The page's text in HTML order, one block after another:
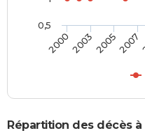
2000200320052007
0,5
Répartition des décès